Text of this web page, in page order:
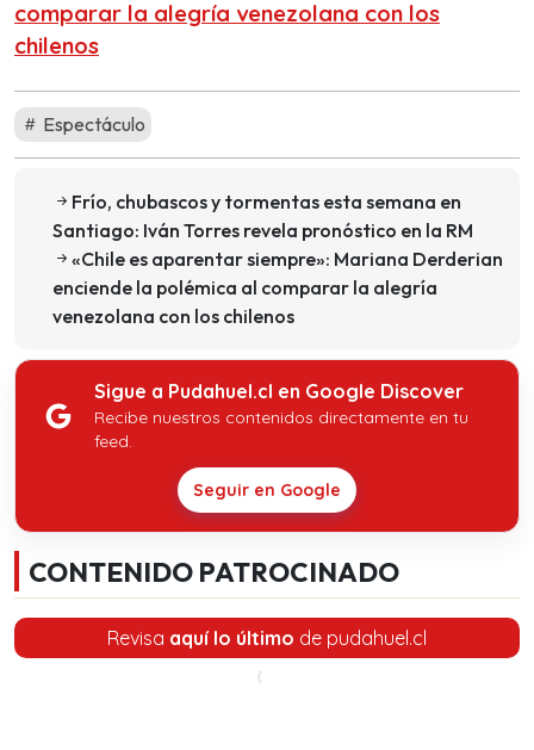
comparar la alegría venezolana con los
chilenos
Espectáculo
Frío, chubascos y tormentas esta semana en
Santiago: Iván Torres revela pronóstico en la RM
«Chile es aparentar siempre»: Mariana Derderian
enciende la polémica al comparar la alegría
venezolana con los chilenos
Sigue a Pudahuel.cl en Google Discover
Recibe nuestros contenidos directamente en tu
feed.
Seguir en Google
CONTENIDO PATROCINADO
Revisa aquí lo último de pudahuel.cl